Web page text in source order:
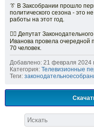
👔 В Заксобрании прошло
политического сезона - это
работы на этот год.
✍🏻 Депутат
Иванова провела очередной
70 человек.
Добавлено: 21 февраля 2024
Категория: Телевизионные
Теги: